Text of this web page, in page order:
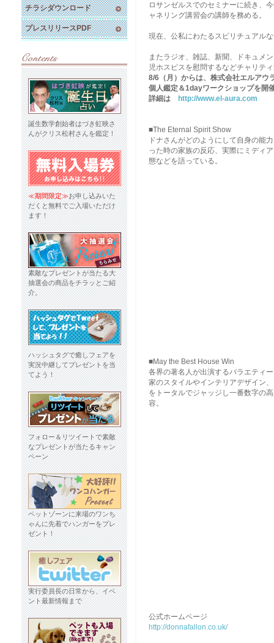
ロサンゼルスでのセミナーに続き、
ャネリング講習会の講師を務める。
現在、公私にわたるスピリチュアル
またラジオ、雑誌、新聞、ドキュメ
児ホスピスを慰問するなどチャリテ
8/6（月）からは、株式会社エルアウ
個人鑑定＆1dayワークショップを開
詳細は
http://www.el-aura.com
■The Eternal Spirit Show
ドナさんがどのようにして自身の能
った時の家族の反応、実際にミディ
態などを語っている。
■May the Best House Win
各界の著名人が出演するバラエティ
家のスタイルやインテリアデザイン
をトータルでジャッジし一番数字の
容。
公式ホームページ
http://donnafallon.co.uk/
チラシダウンロード
プレスリリースPDF
誕生数学創始者はづき虹映さ
んがクリス松村さんを鑑定！
≪期間限定≫お申し込みいた
だくと無料でご入場いただけ
ます！
素敵なプレゼントが当たる大
抽選会の商品をチラッとご紹
介。
ハッシュタグで癒しフェアを
実況中継してプレゼントを当
てよう！
フォロー＆リツイートで素敵
なプレゼントが当たるキャン
ペーン
ペットゾーンに来場のワンち
ゃんに先着でハンガーをプレ
ゼント！
実行委員長の日常から、イベ
ント最新情報まで